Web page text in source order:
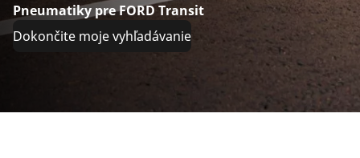
Pneumatiky pre FORD Transit
Dokončite moje vyhľadávanie